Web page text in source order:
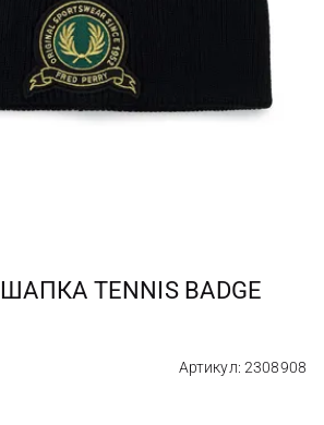
ШАПКА TENNIS BADGE
Артикул: 2308908